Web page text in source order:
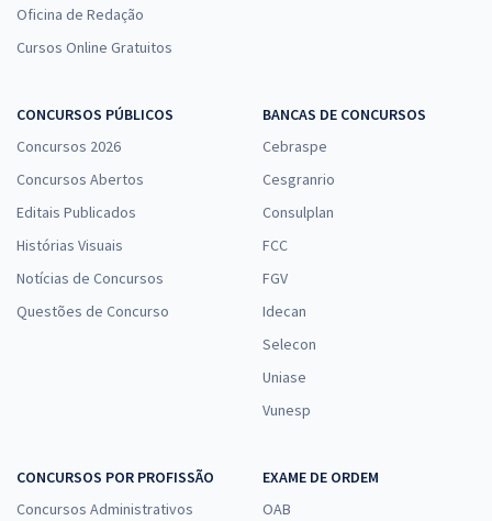
Corporativa para o Cargo de Técnico Bancário - Professores Rafael
Barbosa, Rafael Cenoura, Sirlo Tacio, Cid Roberto, Fernanda Rocha e
Luciano Dutra
18,32
Direito Constitucional - para Carreiras Policiais - Professor Aragonê
17,86
Comprar
Oficina de Redação
Cursos Online Gratuitos
CONCURSOS PÚBLICOS
Concursos 2026
Concursos Abertos
Editais Publicados
Histórias Visuais
Notícias de Concursos
Questões de Concurso
BANCAS DE CONCURSOS
Cebraspe
Cesgranrio
Consulplan
FCC
FGV
Idecan
Selecon
Uniase
Vunesp
CONCURSOS POR PROFISSÃO
Concursos Administrativos
EXAME DE ORDEM
OAB